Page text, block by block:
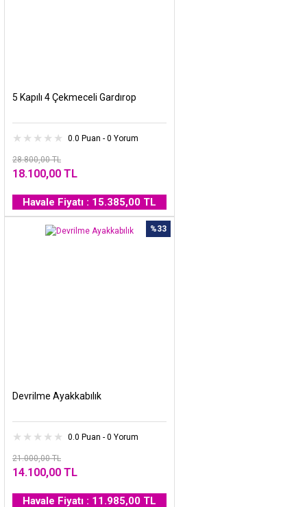
5 Kapılı 4 Çekmeceli Gardırop
0.0 Puan - 0 Yorum
28.800,00 TL
18.100,00 TL
Havale Fiyatı : 15.385,00 TL
%33
Devrilme Ayakkabılık
0.0 Puan - 0 Yorum
21.000,00 TL
14.100,00 TL
Havale Fiyatı : 11.985,00 TL